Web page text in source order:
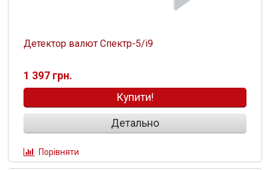
Детектор валют Спектр-5/і9
1 397 грн.
Купити!
Детально
Порівняти